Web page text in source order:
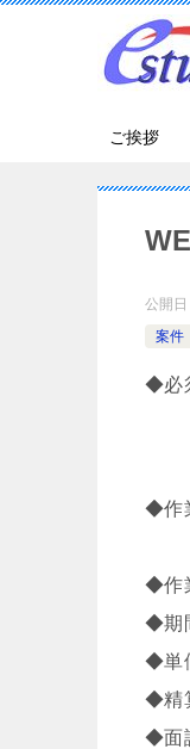
ご挨拶
公開日
案件
◆必
※
◆作
（
◆作
◆期
◆単
◆精
◆面